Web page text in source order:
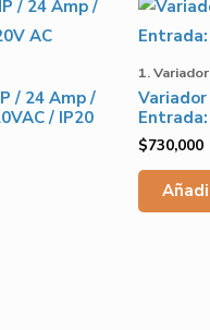
/ 24 Amp /
/ IP20
1.
Variador
Entrada:
$730,000